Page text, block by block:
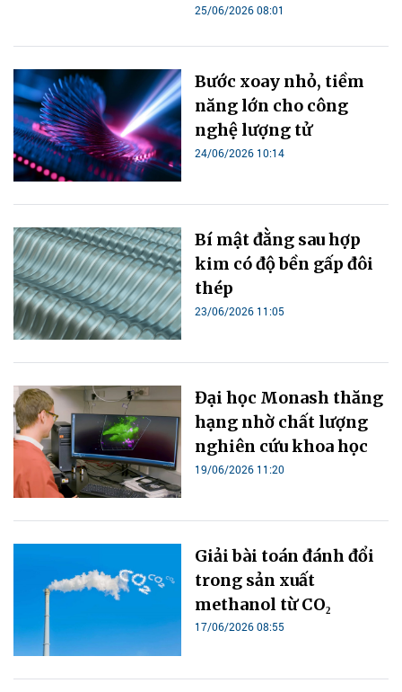
25/06/2026 08:01
Bước xoay nhỏ, tiềm
năng lớn cho công
nghệ lượng tử
24/06/2026 10:14
Bí mật đằng sau hợp
kim có độ bền gấp đôi
thép
23/06/2026 11:05
Đại học Monash thăng
hạng nhờ chất lượng
nghiên cứu khoa học
19/06/2026 11:20
Giải bài toán đánh đổi
trong sản xuất
methanol từ CO₂
17/06/2026 08:55